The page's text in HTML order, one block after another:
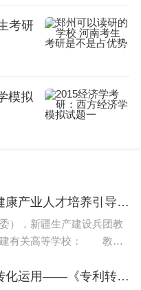
公办 长白山职业技
林科技职业技术学院
职业技术学院 吉林
职业技术学院 吉林
办 吉林水利电力职业
考研
模拟
关于印发《服务健康事业和健康产业人才培养引导性专业指南》的通知（教高厅函〔2023〕26号）
），新疆生产建设兵团教
建有关高等学校： 教育
【解读】提升专利质量促进转化运用——《专利转化运用专项行动方案（2023－2025年）》看点解析